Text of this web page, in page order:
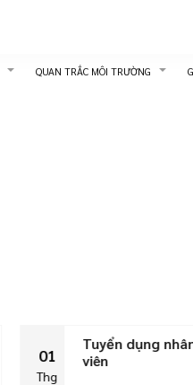
QUAN TRẮC MÔI TRƯỜNG
01
Thg
Tuyển dụng
viên